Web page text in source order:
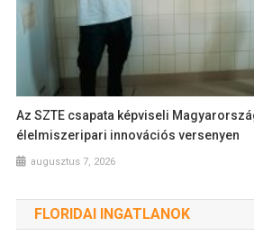
Az SZTE csapata képviseli
élelmiszeripari innovációs versenyen
augusztus 7, 2026
FLORIDAI INGATLANOK